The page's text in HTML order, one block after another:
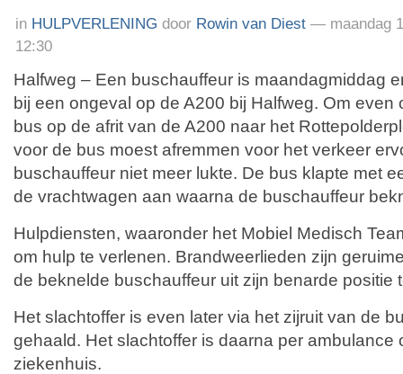
in HULPVERLENING door Rowin van Diest — maandag
12:30
Halfweg – Een buschauffeur is maandagmiddag
bij een ongeval op de A200 bij Halfweg. Om even
bus op de afrit van de A200 naar het
voor de bus moest afremmen voor het verkeer
buschauffeur niet meer lukte. De bus klapte met
de vrachtwagen aan waarna de buschauffeur
Hulpdiensten, waaronder het Mobiel Medisch
om hulp te verlenen. Brandweerlieden zijn
de beknelde buschauffeur uit zijn benarde positie
Het slachtoffer is even later via het zijruit van de
gehaald. Het slachtoffer is daarna per ambulance
ziekenhuis.